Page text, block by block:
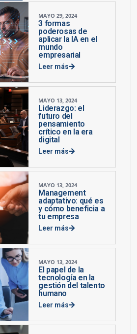
MAYO 29, 2024
3 formas
poderosas de
aplicar la IA en el
mundo
empresarial
Leer más
MAYO 13, 2024
Liderazgo: el
futuro del
pensamiento
crítico en la era
digital
Leer más
MAYO 13, 2024
Management
adaptativo: qué es
y cómo beneficia a
tu empresa
Leer más
MAYO 13, 2024
El papel de la
tecnología en la
gestión del talento
humano
Leer más